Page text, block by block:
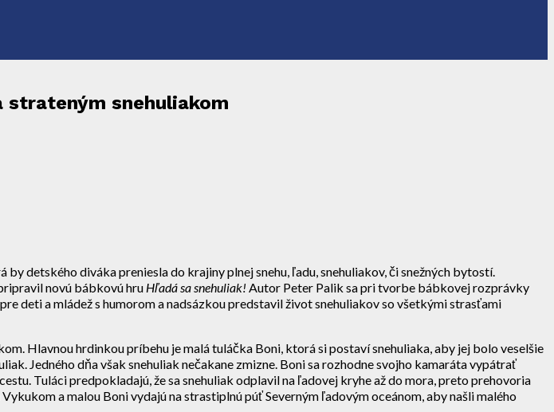
strateným snehuliakom
detského diváka preniesla do krajiny plnej snehu, ľadu, snehuliakov, či snežných bytostí.
novú bábkovú hru Hľadá sa snehuliak! Autor Peter Palik sa pri tvorbe bábkovej rozprávky
deti a mládež s humorom a nadsázkou predstavil život snehuliakov so všetkými strasťami
Hlavnou hrdinkou príbehu je malá tuláčka Boni, ktorá si postaví snehuliaka, aby jej bolo veselšie
Jedného dňa však snehuliak nečakane zmizne. Boni sa rozhodne svojho kamaráta vypátrať
Tuláci predpokladajú, že sa snehuliak odplavil na ľadovej kryhe až do mora, preto prehovoria
a malou Boni vydajú na strastiplnú púť Severným ľadovým oceánom, aby našli malého